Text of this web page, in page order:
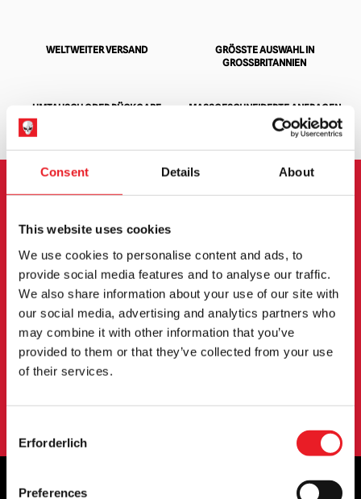
Consent Details About
This website uses cookies
We use cookies to personalise content and ads, to
provide social media features and to analyse our traffic.
We also share information about your use of our site with
our social media, advertising and analytics partners who
may combine it with other information that you’ve
provided to them or that they’ve collected from your use
of their services.
Selection
Erforderlich
Preferences
WELTWEITER VERSAND
GRÖSSTE AUSWAHL IN G
ROSSBRITANNIEN
UMTAUSCH ODER RÜCKGABE MASSGESCHNEIDERTE ANFRAGEN
NEWSLETTER
Melden Sie sich an, um über neue Produkte,
Veranstaltungen und mehr informiert zu werden.
ANMELDUNG
unseremDatenschutzbestimmungen.